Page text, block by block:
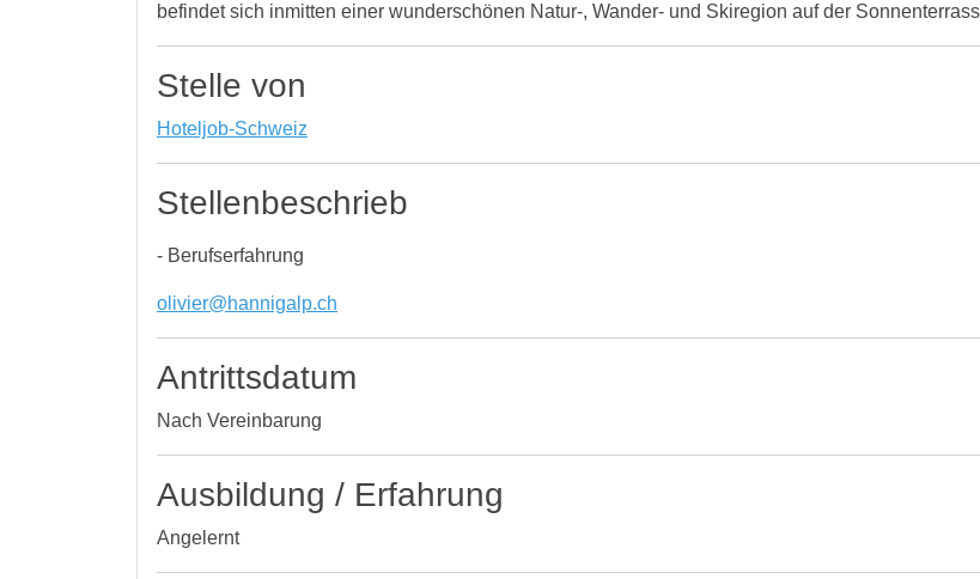
befindet sich inmitten einer wunderschönen Natur-, Wander- und Skiregion auf der
Stelle von
Hoteljob-Schweiz
Stellenbeschrieb
- Berufserfahrung
olivier@hannigalp.ch
Antrittsdatum
Nach Vereinbarung
Ausbildung / Erfahrung
Angelernt